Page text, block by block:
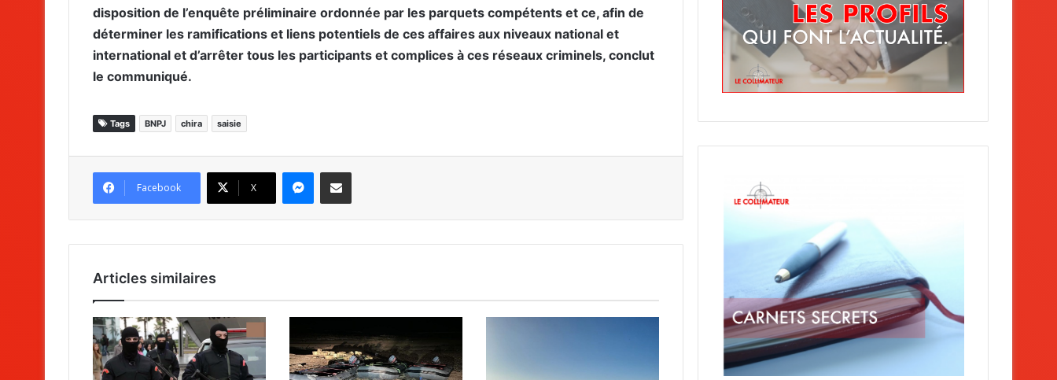
disposition de l’enquête préliminaire ordonnée par les parquets compétents et ce, afin de
déterminer les ramifications et liens potentiels de ces affaires aux niveaux national et
international et d’arrêter tous les participants et complices à ces réseaux criminels, conclut
le communiqué.
Tags BNPJ chira saisie
Facebook X
Articles similaires